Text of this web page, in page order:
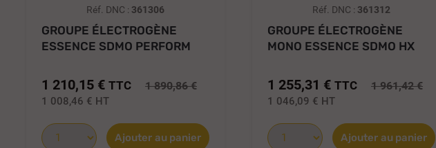
Réf. DNC : 361306
GROUPE ÉLECTROGÈNE
ESSENCE SDMO PERFORM
1 210,15 € TTC 1 890,86 €
1 008,46 € HT
Ajouter au panier
Réf. DNC : 361312
GROUPE ÉLECTROGÈNE
MONO ESSENCE SDMO HX
1 255,31 € TTC 1 961,42 €
1 046,09 € HT
Ajouter au panier